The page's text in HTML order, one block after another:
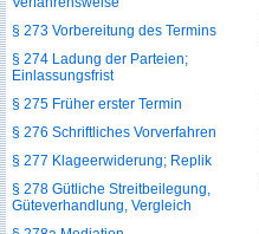
§ 273 Vorbereitung des Termins
§ 274 Ladung der Parteien;
Einlassungsfrist
§ 275 Früher erster Termin
§ 276 Schriftliches Vorverfahren
§ 277 Klageerwiderung; Replik
§ 278 Gütliche Streitbeilegung,
Güteverhandlung, Vergleich